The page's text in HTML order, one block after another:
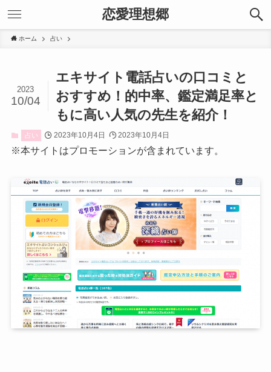
恋愛理想郷
ホーム 占い
エキサイト電話占いの口コミと
おすすめ！的中率、鑑定満足率と
もに高い人気の先生を紹介！
2023
10/04
占い 2023年10月4日 2023年10月4日
※本サイトはプロモーションが含まれています。